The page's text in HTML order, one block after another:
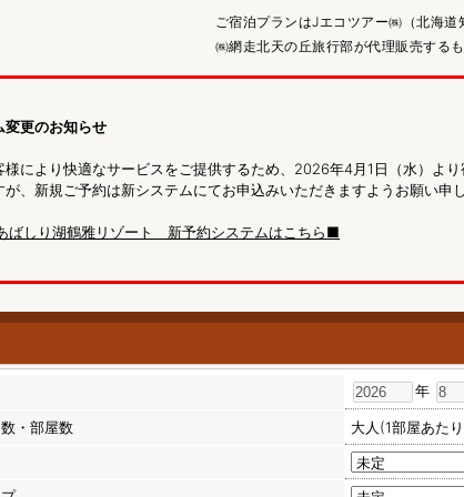
ご宿泊プランはJエコツアー㈱（北海
㈱網走北天の丘旅行部が代理販売するも
変更のお知らせ
様により快適なサービスをご提供するため、2026年4月1日（水）よ
、新規ご予約は新システムにてお申込みいただきますようお願い申し
ばしり湖鶴雅リゾート 新予約システムはこちら■
年
・部屋数 大人(1部屋あた